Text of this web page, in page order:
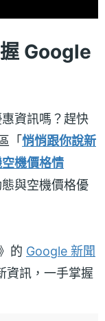
Google
資訊嗎？趕快
「悄悄跟你說新
機價格情
與空機價格優
的 Google 新聞
資訊，一手掌握